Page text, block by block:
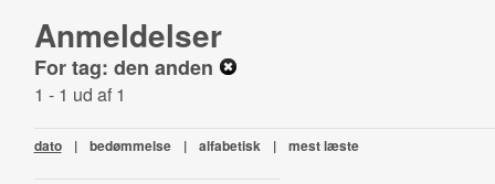
Anmeldelser
For tag: den anden
1 - 1 ud af 1
dato | bedømmelse | alfabetisk | mest læste